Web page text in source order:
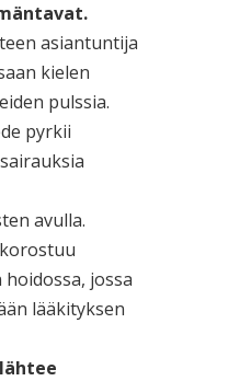
asiantuntija
kielen
pulssia.
pyrkii
avulla.
jossa
lääkityksen